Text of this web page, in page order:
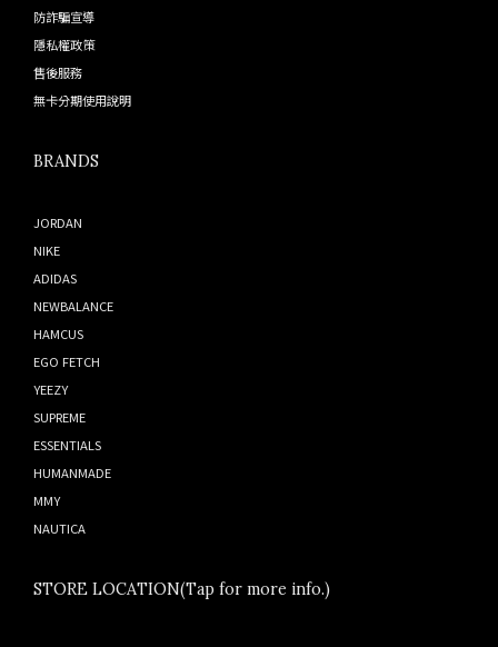
防詐騙宣導
隱私權政策
售後服務
無卡分期使用說明
BRANDS
JORDAN
NIKE
ADIDAS
NEWBALANCE
HAMCUS
EGO FETCH
YEEZY
SUPREME
ESSENTIALS
HUMANMADE
MMY
NAUTICA
STORE LOCATION(Tap for more info.)